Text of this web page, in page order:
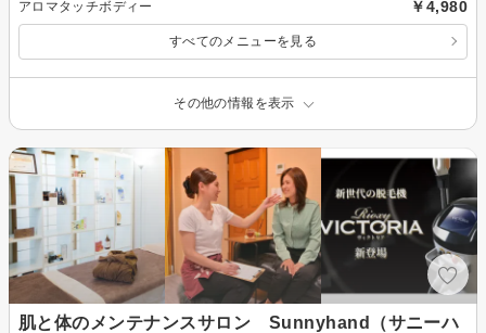
アロマタッチボディー ￥4,980
すべてのメニューを見る
その他の情報を表示
肌と体のメンテナンスサロン Sunnyhand（サニーハ